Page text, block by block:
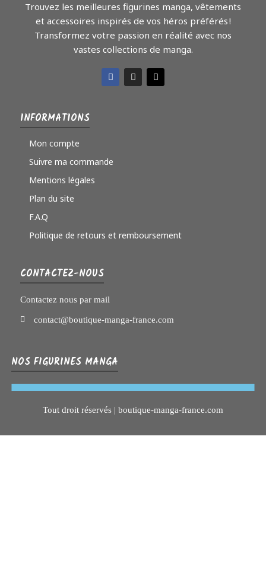
Trouvez les meilleures figurines manga, vêtements
et accessoires inspirés de vos héros préférés !
Transformez votre passion en réalité avec nos
vastes collections de manga.
INFORMATIONS
Mon compte
Suivre ma commande
Mentions légales
Plan du site
F.A.Q
Politique de retours et remboursement
CONTACTEZ-NOUS
Contactez nous par mail
contact@boutique-manga-france.com
NOS FIGURINES MANGA
Tout droit réservés | boutique-manga-france.com